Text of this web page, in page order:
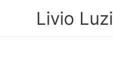
Livio Luzi